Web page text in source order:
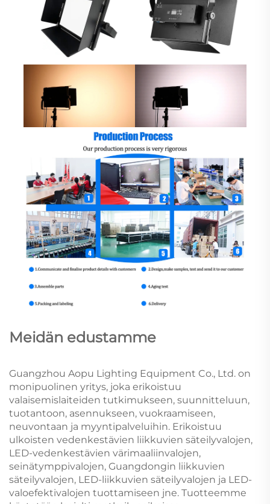
Meidän edustamme
Guangzhou Aopu Lighting Equipment Co., Ltd. on
monipuolinen yritys, joka erikoistuu
valaisemislaiteiden tutkimukseen, suunnitteluun,
tuotantoon, asennukseen, vuokraamiseen,
neuvontaan ja myyntipalveluihin. Erikoistuu
ulkoisten vedenkestävien liikkuvien säteilyvalojen,
LED-vedenkestävien värimaaliinvalojen,
seinätymppivalojen, Guangdongin liikkuvien
säteilyvalojen, LED-liikkuvien säteilyvalojen ja LED-
valoefektivalojen tuottamiseen jne. Tuotteemme